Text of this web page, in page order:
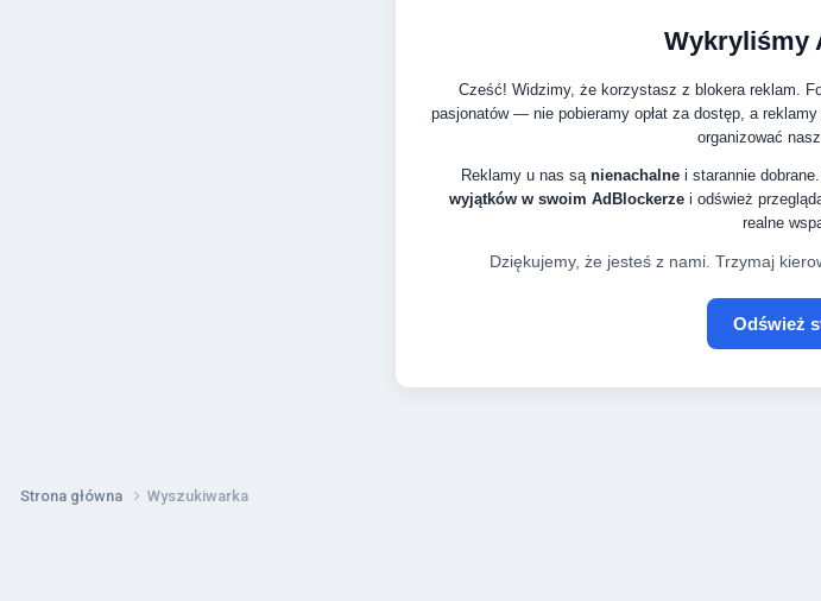
Wykryliśmy
Cześć! Widzimy, że korzystasz z blokera reklam.
pasjonatów — nie pobieramy opłat za dostęp, a
organizować
Reklamy u nas są nienachalnei starannie
wyjątków w swoim AdBlockerzei odśwież
realne
Dziękujemy, że jesteś z nami. Trzymaj
Odśwież
Strona główna Wyszukiwarka